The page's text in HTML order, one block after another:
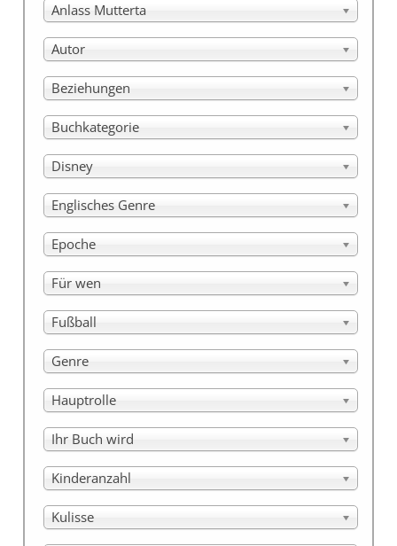
Anlass Mutterta
Autor
Beziehungen
Buchkategorie
Disney
Englisches Genre
Epoche
Für wen
Fußball
Genre
Hauptrolle
Ihr Buch wird
Kinderanzahl
Kulisse